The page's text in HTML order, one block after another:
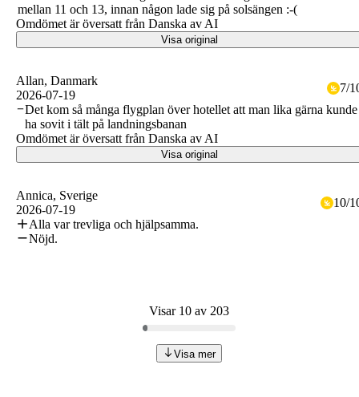
mellan 11 och 13, innan någon lade sig på solsängen :-(
Omdömet är översatt från Danska av AI
Visa original
Allan, Danmark
2026-07-19
7/
Det kom så många flygplan över hotellet att man lika gärna kunde
ha sovit i tält på landningsbanan
Omdömet är översatt från Danska av AI
Visa original
Annica, Sverige
2026-07-19
10/
Alla var trevliga och hjälpsamma.
Nöjd.
Visar 10 av 203
Visa mer